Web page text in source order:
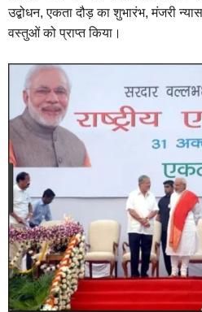
उद्बोधन,एकता दौड़ का शुभारंभ,मंजरी
वस्तुओं को प्राप्त किया।